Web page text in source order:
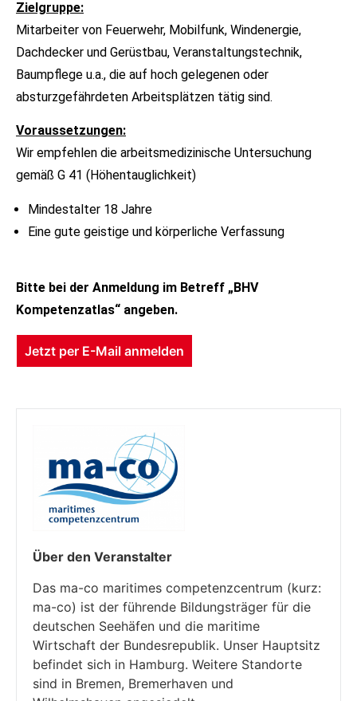
Zielgruppe:
Mitarbeiter von Feuerwehr, Mobilfunk, Windenergie,
Dachdecker und Gerüstbau, Veranstaltungstechnik,
Baumpflege u.a., die auf hoch gelegenen oder
absturzgefährdeten Arbeitsplätzen tätig sind.
Voraussetzungen:
Wir empfehlen die arbeitsmedizinische Untersuchung
gemäß G 41 (Höhentauglichkeit)
Mindestalter 18 Jahre
Eine gute geistige und körperliche Verfassung
Bitte bei der Anmeldung im Betreff „BHV
Kompetenzatlas“ angeben.
Jetzt per E-Mail anmelden
Über den Veranstalter
Das ma-co maritimes competenzcentrum (kurz:
ma-co) ist der führende Bildungsträger für die
deutschen Seehäfen und die maritime
Wirtschaft der Bundesrepublik. Unser Hauptsitz
befindet sich in Hamburg. Weitere Standorte
sind in Bremen, Bremerhaven und